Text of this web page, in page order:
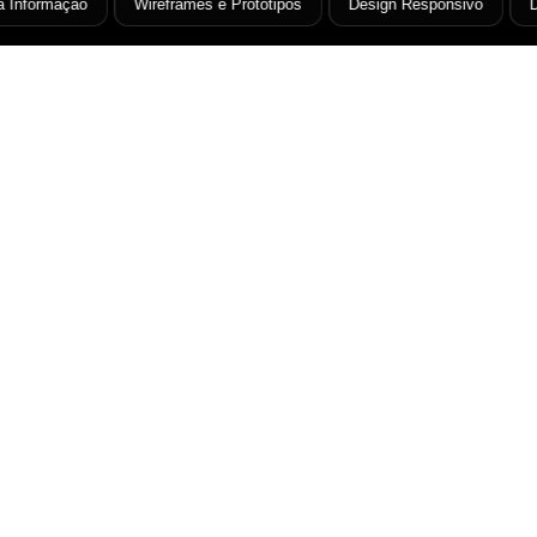
Wireframes e Protótipos Design Responsivo